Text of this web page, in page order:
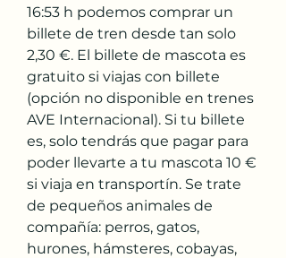
16:53 h podemos comprar un
billete de tren desde tan solo
2,30 €. El billete de mascota es
gratuito si viajas con billete
(opción no disponible en trenes
AVE Internacional). Si tu billete
es, solo tendrás que pagar para
poder llevarte a tu mascota 10 €
si viaja en transportín. Se trate
de pequeños animales de
compañía: perros, gatos,
hurones, hámsteres, cobayas,